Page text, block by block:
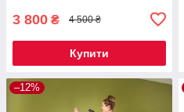
3 800 ₴ 4 500 ₴
Купити
–12%